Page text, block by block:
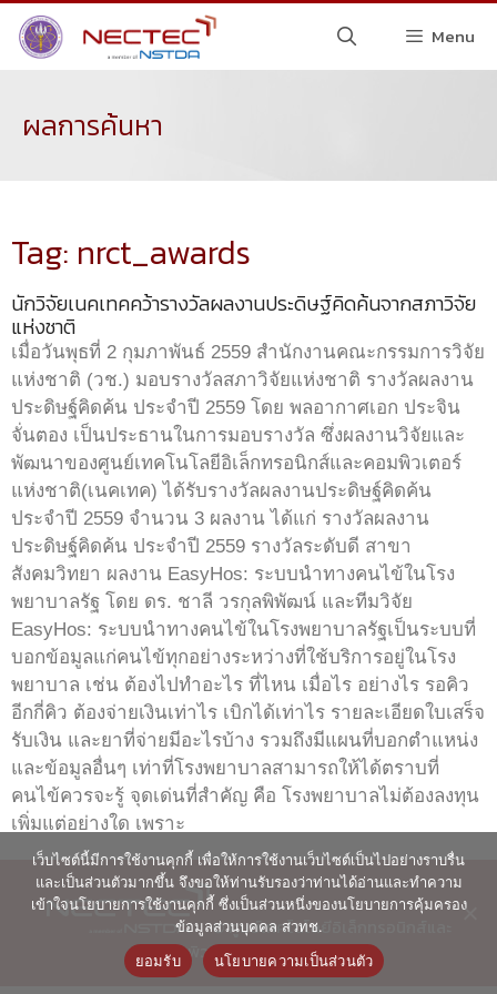
Menu
ผลการค้นหา
Tag: nrct_awards
นักวิจัยเนคเทคคว้ารางวัลผลงานประดิษฐ์คิดค้นจากสภาวิจัย
แห่งชาติ
เมื่อวันพุธที่ 2 กุมภาพันธ์ 2559 สำนักงานคณะกรรมการวิจัย
แห่งชาติ (วช.) มอบรางวัลสภาวิจัยแห่งชาติ รางวัลผลงาน
ประดิษฐ์คิดค้น ประจำปี 2559 โดย พลอากาศเอก ประจิน
จั่นตอง เป็นประธานในการมอบรางวัล ซึ่งผลงานวิจัยและ
พัฒนาของศูนย์เทคโนโลยีอิเล็กทรอนิกส์และคอมพิวเตอร์
แห่งชาติ(เนคเทค) ได้รับรางวัลผลงานประดิษฐ์คิดค้น
ประจำปี 2559 จำนวน 3 ผลงาน ได้แก่ รางวัลผลงาน
ประดิษฐ์คิดค้น ประจำปี 2559 รางวัลระดับดี สาขา
สังคมวิทยา ผลงาน EasyHos: ระบบนำทางคนไข้ในโรง
พยาบาลรัฐ โดย ดร. ชาลี วรกุลพิพัฒน์ และทีมวิจัย
EasyHos: ระบบนำทางคนไข้ในโรงพยาบาลรัฐเป็นระบบที่
บอกข้อมูลแก่คนไข้ทุกอย่างระหว่างที่ใช้บริการอยู่ในโรง
พยาบาล เช่น ต้องไปทำอะไร ที่ไหน เมื่อไร อย่างไร รอคิว
อีกกี่คิว ต้องจ่ายเงินเท่าไร เบิกได้เท่าไร รายละเอียดใบเสร็จ
รับเงิน และยาที่จ่ายมีอะไรบ้าง รวมถึงมีแผนที่บอกตำแหน่ง
และข้อมูลอื่นๆ เท่าที่โรงพยาบาลสามารถให้ได้ตราบที่
คนไข้ควรจะรู้ จุดเด่นที่สำคัญ คือ โรงพยาบาลไม่ต้องลงทุน
เพิ่มแต่อย่างใด เพราะ
© ศูนย์เทคโนโลยีอิเล็กทรอนิกส์และ
คอมพิวเตอร์แห่งชาติ 2563
เว็บไซต์นี้มีการใช้งานคุกกี้ เพื่อให้การใช้งานเว็บไซต์เป็นไปอย่างราบรื่น
และเป็นส่วนตัวมากขึ้น จึงขอให้ท่านรับรองว่าท่านได้อ่านและทำความ
เข้าใจนโยบายการใช้งานคุกกี้ ซึ่งเป็นส่วนหนึ่งของนโยบายการคุ้มครอง
ข้อมูลส่วนบุคคล สวทช.
ยอมรับ
นโยบายความเป็นส่วนตัว